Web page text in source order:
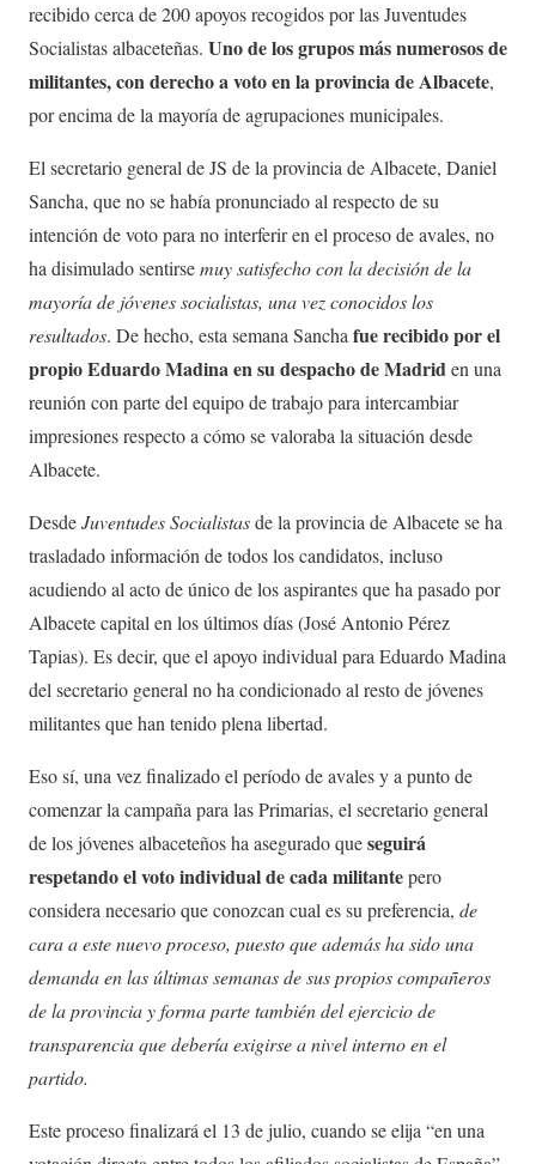
recibido cerca de 200 apoyos recogidos por las Juventudes
Socialistas albaceteñas. Uno de los grupos más numerosos de
militantes, con derecho a voto en la provincia de Albacete,
por encima de la mayoría de agrupaciones municipales.
El secretario general de JS de la provincia de Albacete, Daniel
Sancha, que no se había pronunciado al respecto de su
intención de voto para no interferir en el proceso de avales, no
ha disimulado sentirsemuy satisfecho con la decisión de la
mayoría de jóvenes socialistas, una vez conocidos los
resultados. De hecho, esta semana Sanchafue recibido por el
propio Eduardo Madina en su despacho de Madriden una
reunión con parte del equipo de trabajo para intercambiar
impresiones respecto a cómo se valoraba la situación desde
Albacete.
DesdeJuventudes Socialistasde la provincia de Albacete se ha
trasladado información de todos los candidatos, incluso
acudiendo al acto de único de los aspirantes que ha pasado por
Albacete capital en los últimos días (José Antonio Pérez
Tapias). Es decir, que el apoyo individual para Eduardo Madina
del secretario general no ha condicionado al resto de jóvenes
militantes que han tenido plena libertad.
Eso sí, una vez finalizado el período de avales y a punto de
comenzar la campaña para las Primarias, el secretario general
de los jóvenes albaceteños ha asegurado queseguirá
respetando el voto individual de cada militantepero
considera necesario que conozcan cual es su preferencia, de
cara a este nuevo proceso, puesto que además ha sido una
demanda en las últimas semanas de sus propios compañeros
de la provincia y forma parte también del ejercicio de
transparencia que debería exigirse a nivel interno en el
partido.
Este proceso finalizará el 13 de julio, cuando se elija “en una